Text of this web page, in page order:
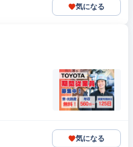
気になる
気になる